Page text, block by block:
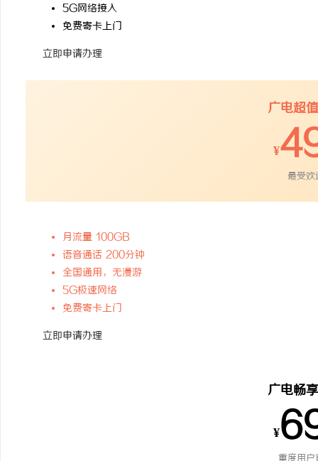
5G网络接入
免费寄卡上门
立即申请办理
广电超
¥
最受欢
月流量 100GB
语音通话 200分钟
全国通用，无漫游
5G极速网络
免费寄卡上门
立即申请办理
广电畅
¥
重度用户